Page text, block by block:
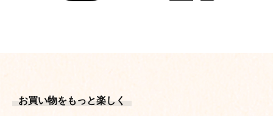
お買い物をもっと楽しく